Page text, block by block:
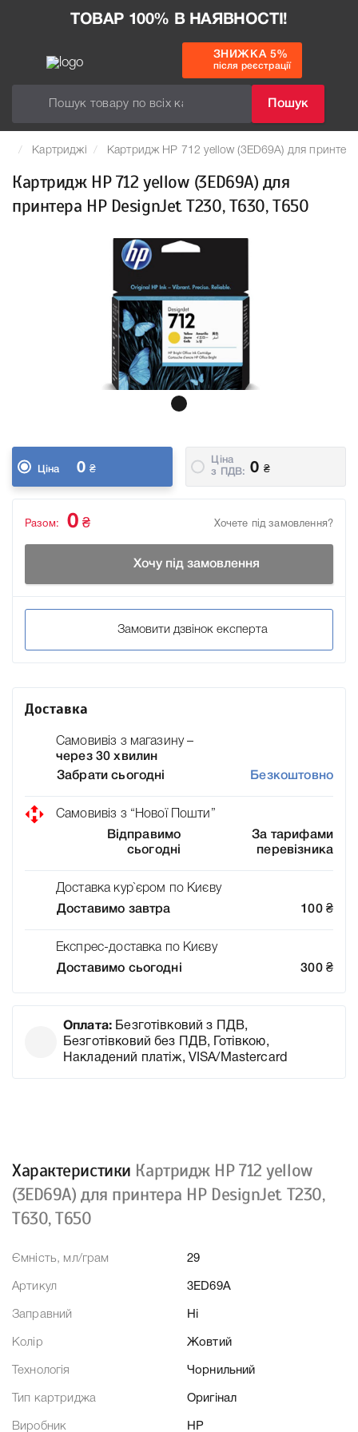
ТОВАР 100% В НАЯВНОСТІ!
Пошук
ЗНИЖКА 5%
після реєстрації
Картриджі Картридж HP 712 yellow (3ED69A) для
Картридж HP 712 yellow (3ED69A) для
принтера HP DesignJet T230, T630, T650
Ціна 0 ₴
Ціна
з ПДВ:
0 ₴
Хочете під замовлення?
Разом: 0 ₴
Хочу під замовлення
Замовити дзвінок експерта
Доставка
Самовивіз з магазину –
через 30 хвилин
Забрати сьогодні
Безкоштовно
Самовивіз з “Нової Пошти”
Відправимо
сьогодні
За тарифами
перевізника
Доставка кур`єром по Києву
Доставимо завтра
100 ₴
Експрес-доставка по Києву
Доставимо сьогодні
300 ₴
Оплата: Безготівковий з ПДВ,
Безготівковий без ПДВ, Готівкою,
Накладений платіж, VISA/Mastercard
Характеристики Картридж HP 712 yellow
(3ED69A) для принтера HP DesignJet T230,
T630, T650
Ємність, мл/грам 29
Артикул 3ED69A
Заправний Ні
Колір Жовтий
Технологія Чорнильний
Тип картриджа Оригінал
Виробник HP